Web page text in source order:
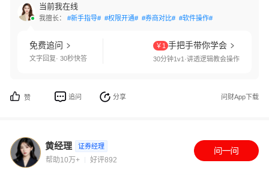
当前我在线
我擅长： #新手指导# #权限开通# #券商对比# #软件操作#
免费追问
文字回复· 30秒快答
￥1 手把手带你学会
30分钟1v1·讲透逻辑教会操作
赞 追问 分享 问财App下载
黄经理 证券经理
帮助10万+ 好评892